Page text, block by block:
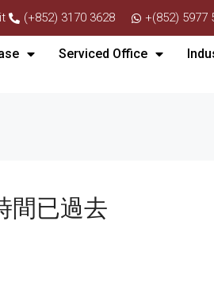
(+852) 3170 3628 +(852) 5977
Serviced Office
間已過去